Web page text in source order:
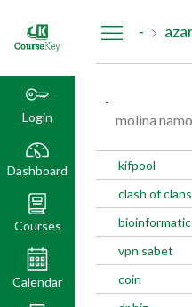
Login
Dashboard
Courses
Calendar
-
-
molina
kifpool
clash of clans
bioinformatic
vpn sabet
coin